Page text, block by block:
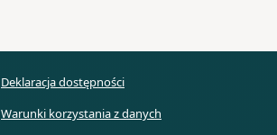
Deklaracja dostępności
Warunki korzystania z danych